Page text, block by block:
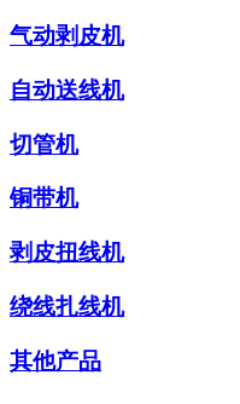
气动剥皮机
自动送线机
切管机
铜带机
剥皮扭线机
绕线扎线机
其他产品